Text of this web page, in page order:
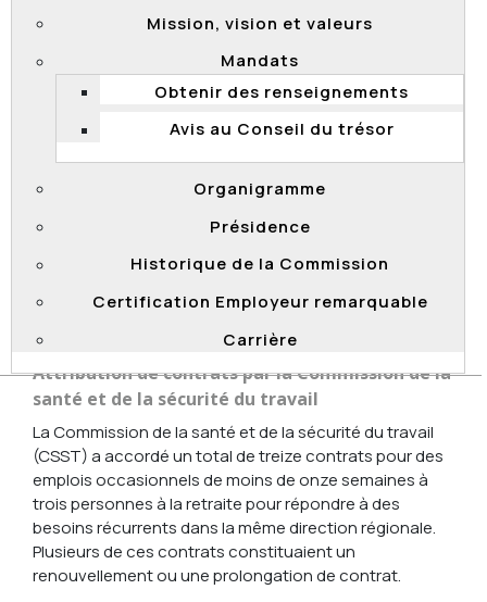
Mission, vision et valeurs
Mandats
Obtenir des renseignements
Avis au Conseil du trésor
Organigramme
Présidence
Historique de la Commission
Certification Employeur remarquable
Carrière
renouvellements sont non conformes à la Directive et
vont à l’encontre de l’égalité d’accès aux emplois. En
effet, la personne a ainsi occupé un emploi
occasionnel pendant plus de dix mois sans être inscrite
sur une liste de déclaration d’aptitudes.
La Commission a recommandé au MAPAQ de prendre
des mesures pour informer le personnel visé des
aux emplois occasionnels d’une durée inférieure à
onze semaines qui sont prévues dans la Directive. Le
l’application et au respect de ces conditions et en
effectuera un suivi plus serré.
Attribution de contrats par la Commission de la
santé et de la sécurité du travail
La Commission de la santé et de la sécurité du travail
(CSST) a accordé un total de treize contrats pour des
emplois occasionnels de moins de onze semaines à
trois personnes à la retraite pour répondre à des
besoins récurrents dans la même direction régionale.
Plusieurs de ces contrats constituaient un
renouvellement ou une prolongation de contrat.